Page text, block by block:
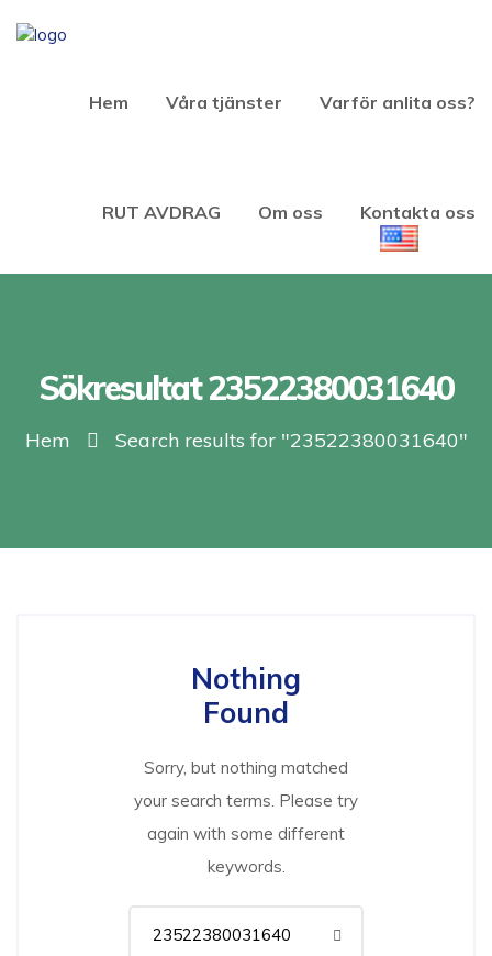
Hem Våra tjänster Varför anlita oss?
RUT AVDRAG Om oss Kontakta oss
Sökresultat 23522380031640
Hem Search results for "23522380031640"
Nothing
Found
Sorry, but nothing matched
your search terms. Please try
again with some different
keywords.